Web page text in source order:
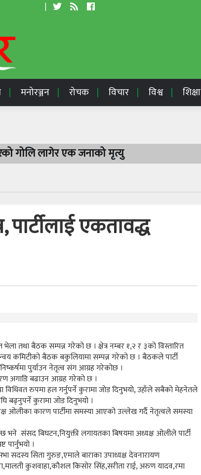
|
मनोरञ्जन रोचक विचार विश्व शिक्षा
गोलि लागेर एक जनाको मृत्यु
एकतावद्ध
भेला तथा बैठक सम्पन्न गरेको छ । क्षेत्र नम्बर १,२ र ३को विस्तारित
कमिटीको बैठक बकुलियामा सम्पन्न गरेको छ । बैठकले पार्टी
पुर्याउन नेतृत्व संग आग्रह गरेकोछ ।
अगाडि बढाउन आग्रह गरेको छ ।
विधिवत रुपमा हल गर्नुपर्ने कुरामा जोड दिनुभयो, उहाँले सबैको मेहनेतले
बढ्नुपर्ने कुरामा जोड दिनुभयो ।
ओलीका कारण पार्टीमा समस्या आएको उल्लेख गर्दै नेतृत्वले समस्या
भने संसद बिघटन,नियुक्ती लगायतका बिषयमा अध्यक्ष ओलीले पार्टी
।
सदस्य सिता गुरुङ,एमाले बाराका उपाध्यक्ष देवनारायण
कुशवाहा,कौशल किसोर सिंह,सरीता राई, अरुण यादव,रमा